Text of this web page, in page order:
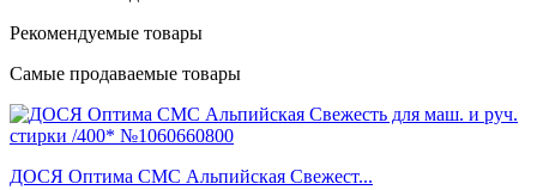
Рекомендуемые товары
Самые продаваемые товары
ДОСЯ Оптима СМС Альпийская Свежест...